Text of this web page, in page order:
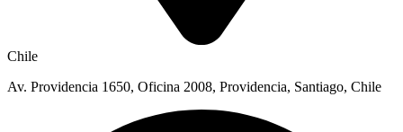
Chile
Av. Providencia 1650, Oficina 2008, Providencia, Santiago, Chile